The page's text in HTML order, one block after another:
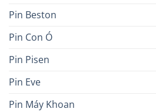
Pin Beston
Pin Con Ó
Pin Pisen
Pin Eve
Pin Máy Khoan